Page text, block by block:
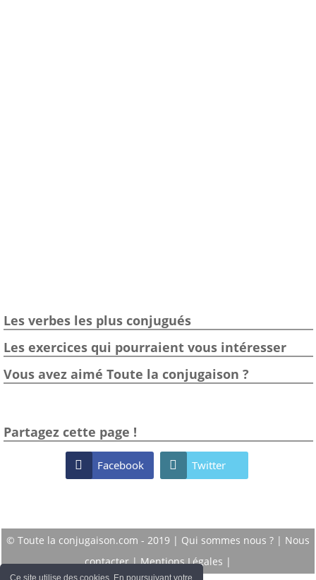
Les verbes les plus conjugués
Les exercices qui pourraient vous intéresser
Vous avez aimé Toute la conjugaison ?
Partagez cette page !
 Facebook  Twitter
© Toute la conjugaison.com - 2019 | Qui sommes nous ? | Nous
contacter|Mentions Légales |